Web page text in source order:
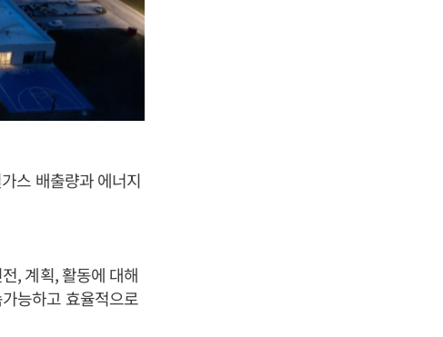
스 배출량과 에너지
, 계획, 활동에 대해
능하고 효율적으로